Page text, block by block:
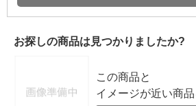
お探しの商品は見つかりましたか?
この商品と
イメージが近い商